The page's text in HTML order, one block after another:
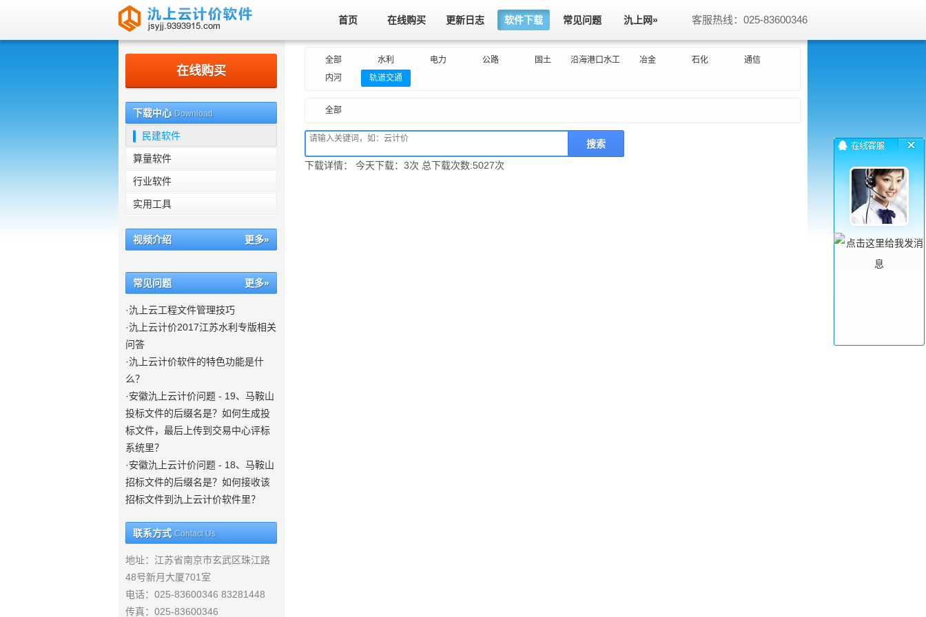
南京氿上信息科技有限公司
首页 在线购买 更新日志 软件下载 常见问题 氿上网» 客服热线：025-83600346
在线购买
下载中心 Download
民建软件
算量软件
行业软件
实用工具
更多»
视频介绍
更多»
常见问题
·氿上云工程文件管理技巧
·氿上云计价2017江苏水利专版相关
问答
·氿上云计价软件的特色功能是什
么？
·安徽氿上云计价问题 - 19、马鞍山
投标文件的后缀名是？如何生成投
标文件，最后上传到交易中心评标
系统里？
·安徽氿上云计价问题 - 18、马鞍山
招标文件的后缀名是？如何接收该
招标文件到氿上云计价软件里？
联系方式 Contact Us
地址：江苏省南京市玄武区珠江路
48号新月大厦701室
电话：025-83600346 83281448
传真：025-83600346
全部 水利 电力 公路 国土 沿海港口水工 冶金 石化
通信
内河
轨道交通
全部
搜索
下载详情： 今天下载：3次 总下载次数:5027次